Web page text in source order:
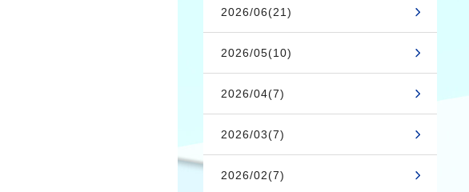
2026/06(21)
2026/05(10)
2026/04(7)
2026/03(7)
2026/02(7)